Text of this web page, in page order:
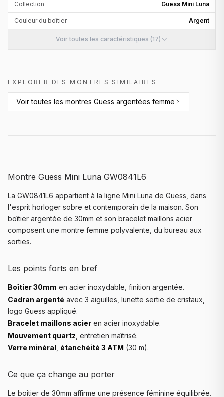
Collection Guess Mini Luna
Couleur du boîtier Argent
Voir toutes les caractéristiques (17)
EXPLORER DES MONTRES SIMILAIRES
Voir toutes les montres Guess argentées femme
Montre Guess Mini Luna GW0841L6
La GW0841L6 appartient à la ligne Mini Luna de Guess, dans
l'esprit horloger sobre et contemporain de la maison. Son
boîtier argentée de 30mm et son bracelet maillons acier
composent une montre femme polyvalente, du bureau aux
sorties.
Les points forts en bref
Boîtier 30mm en acier inoxydable, finition argentée.
Cadran argenté avec 3 aiguilles, lunette sertie de cristaux,
logo Guess appliqué.
Bracelet maillons acier en acier inoxydable.
Mouvement quartz , entretien maîtrisé.
Verre minéral étanchéité 3 ATM (30 m).
Ce que ça change au porter
Le boîtier de 30mm affirme une présence féminine équilibrée.